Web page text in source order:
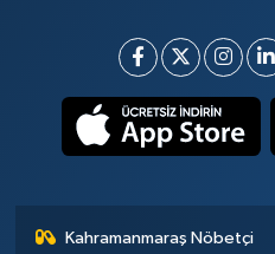
Kahramanmaraş Nöbetçi